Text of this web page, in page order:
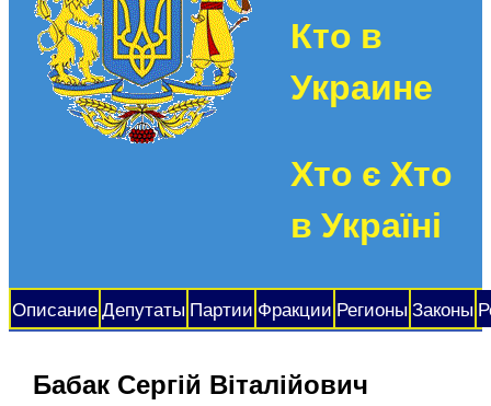
Кто в
Украине
Хто є Хто
в Україні
Описание Депутаты Партии Фракции Регионы Законы
Бабак Сергій Віталійович